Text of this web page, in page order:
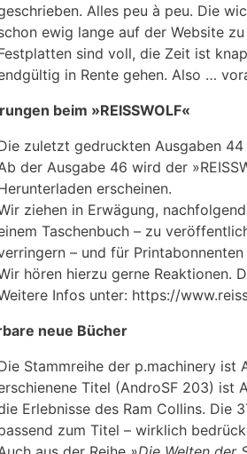
Alles peu à peu. Die
ewig lange auf der Website
sind voll, die Zeit ist
in Rente gehen. Also …
beim »REISSWOLF«
zuletzt gedruckten Ausgaben
der Ausgabe 46 wird der
erscheinen.
ziehen in Erwägung,
Taschenbuch – zu
– und für
hören hierzu gerne Reaktionen.
Infos unter: https://
neue Bücher
Stammreihe der p.machinery ist
Titel (AndroSF 203) ist
Erlebnisse des Ram Collins. Die
zum Titel – wirklich